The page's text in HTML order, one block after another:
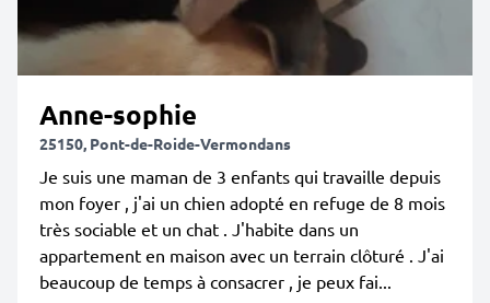
Anne-sophie
25150, Pont-de-Roide-Vermondans
Je suis une maman de 3 enfants qui travaille depuis
mon foyer , j'ai un chien adopté en refuge de 8 mois
très sociable et un chat . J'habite dans un
appartement en maison avec un terrain clôturé . J'ai
beaucoup de temps à consacrer , je peux fai...